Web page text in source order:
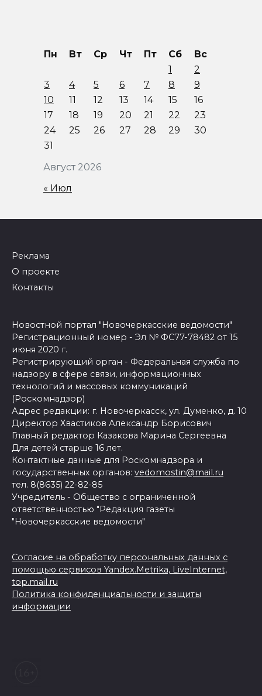
Август 2026
Пн Вт Ср Чт Пт Сб
Вс
1
2
3
4 5 6 7 8
9
10
11 12 13 14 15
16
17
18 19 20 21 22
23
24
25 26 27 28 29
30
31
« Июл
Реклама
О проекте
Контакты
Новостной портал "Новочеркасские ведомости"
Регистрационный номер - Эл № ФС77-78482 от 15
июня 2020 г.
Регистрирующий орган - Федеральная служба по
надзору в сфере связи, информационных
технологий и массовых коммуникаций
(Роскомнадзор)
Адрес редакции: г. Новочеркасск, ул. Думенко, д. 10
Директор Хвастиков Александр Борисович
Главный редактор Казакова Марина Сергеевна
Для детей старше 16 лет.
Контактные данные для Роскомнадзора и
государственных органов: vedomostin@mail.ru
тел. 8(8635) 22-82-85
Учредитель - Общество с ограниченной
ответственностью "Редакция газеты
"Новочеркасские ведомости"
Согласие на обработку персональных данных с
помощью сервисов Yandex.Metrika, LiveInternet,
top.mail.ru
Политика конфиденциальности и защиты
информации